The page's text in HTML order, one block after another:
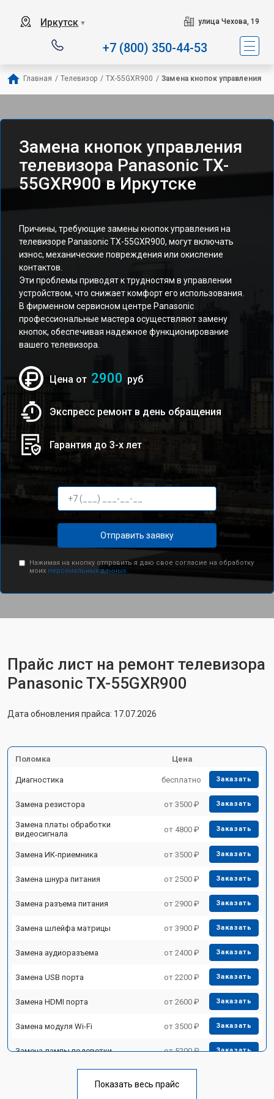
Иркутск ▼ улица Чехова, 19
+7 (800) 350-44-53
Главная / Телевизор / TX-55GXR900 / Замена кнопок управления
Замена кнопок управления
телевизора Panasonic TX-
55GXR900 в Иркутске
Причины, требующие замены кнопок управления на
телевизоре Panasonic TX-55GXR900, могут включать
износ, механические повреждения или окисление
контактов.
Эти проблемы приводят к трудностям в управлении
устройством, что снижает комфорт его использования.
В фирменном сервисном центре Panasonic
профессиональные мастера осуществляют замену
кнопок, обеспечивая надежное функционирование
вашего телевизора.
Цена от 2900 руб
Экспресс ремонт в день обращения
Гарантия до 3-х лет
Отправить заявку
Нажимая на кнопку отправить я даю свое согласие на обработку
моих персональных данных.
Прайс лист на ремонт телевизора
Panasonic TX-55GXR900
Дата обновления прайса: 17.07.2026
Поломка Цена
Диагностика бесплатно Заказать
Замена резистора от 3500 ₽ Заказать
Замена платы обработки
видеосигнала
от 4800 ₽ Заказать
Замена ИК-приемника от 3500 ₽ Заказать
Замена шнура питания от 2500 ₽ Заказать
Замена разъема питания от 2900 ₽ Заказать
Замена шлейфа матрицы от 3900 ₽ Заказать
Замена аудиоразъема от 2400 ₽ Заказать
Замена USB порта от 2200 ₽ Заказать
Замена HDMI порта от 2600 ₽ Заказать
Замена модуля Wi-Fi от 3500 ₽ Заказать
Замена лампы подсветки от 5200 ₽ Заказать
Показать весь прайс